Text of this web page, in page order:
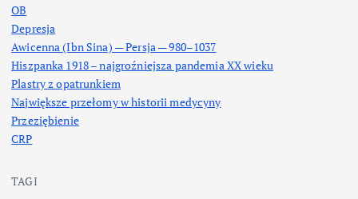
OB
Depresja
Awicenna (Ibn Sina) — Persja — 980–1037
Hiszpanka 1918 – najgroźniejsza pandemia XX wieku
Plastry z opatrunkiem
Największe przełomy w historii medycyny
Przeziębienie
CRP
TAGI